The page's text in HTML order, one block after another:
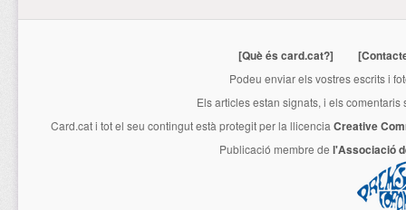
[Què és card.cat?]
Podeu enviar els vostres escrits i
Els articles estan signats, i els
Card.cati tot el seu contingut està protegit per la llicencia Creative
Publicació membre de l'Associació